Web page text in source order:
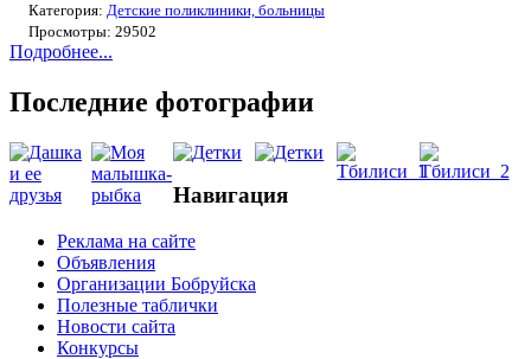
Категория: Детские поликлиники, больницы
Просмотры: 29502
Подробнее...
Последние фотографии
Навигация
Реклама на сайте
Объявления
Организации Бобруйска
Полезные таблички
Новости сайта
Конкурсы